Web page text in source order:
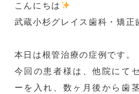
こんにちは
武蔵小杉グレイス歯科・矯正
本日は根管治療の症例です。
今回の患者様は、他院にて
ーを入れ、数ヶ月後から歯